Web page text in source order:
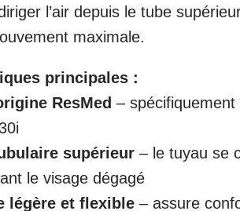
l’air depuis le tube
maximale.
principales :
ResMed –
supérieur – le tuyau se
le visage dégagé
légère et flexible – assure